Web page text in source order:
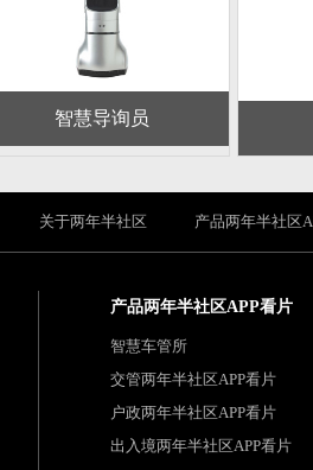
智慧导询员
关于两年半社区 产品两年半社区
产品两年半社区APP看片
智慧车管所
交管两年半社区APP看片
户政两年半社区APP看片
出入境两年半社区APP看片